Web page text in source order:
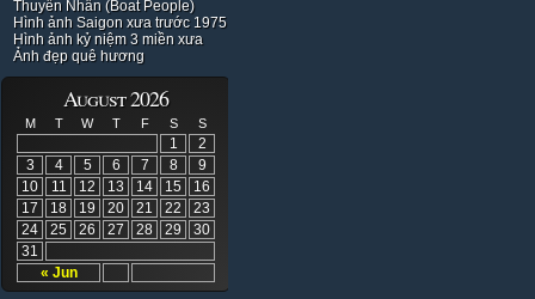
Thuyền Nhân (Boat People)
Hình ảnh Saigon xưa trước 1975
Hình ảnh kỷ niệm 3 miền xưa
Ảnh đẹp quê hương
August 2026
M T W T F S S
« Jun
1
2
3
4 5 6 7 8
9
10
11 12 13 14 15
16
17
18 19 20 21 22
23
24
25 26 27 28 29
30
31